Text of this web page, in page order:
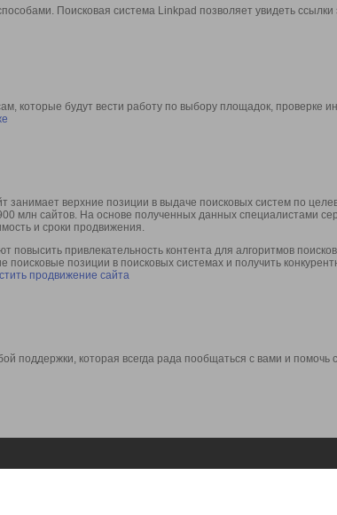
Поисковая система Linkpad позволяет увидеть ссылки
которые будут вести работу по выбору площадок, проверке
занимает верхние позиции в выдаче поисковых систем по
млн сайтов. На основе полученных данных специалистами
и сроки продвижения.
привлекательность контента для алгоритмов
позиции в поисковых системах и получить
продвижение сайта
поддержки, которая всегда рада пообщаться с вами и